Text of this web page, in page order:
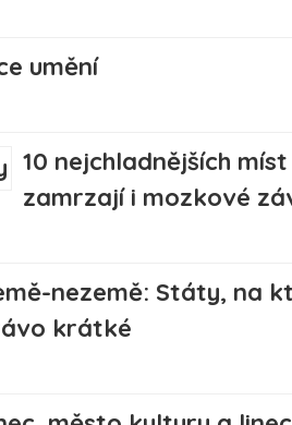
umění
10 nejchladnějších
zamrzají i mozkové
nezemě: Státy, na
krátké